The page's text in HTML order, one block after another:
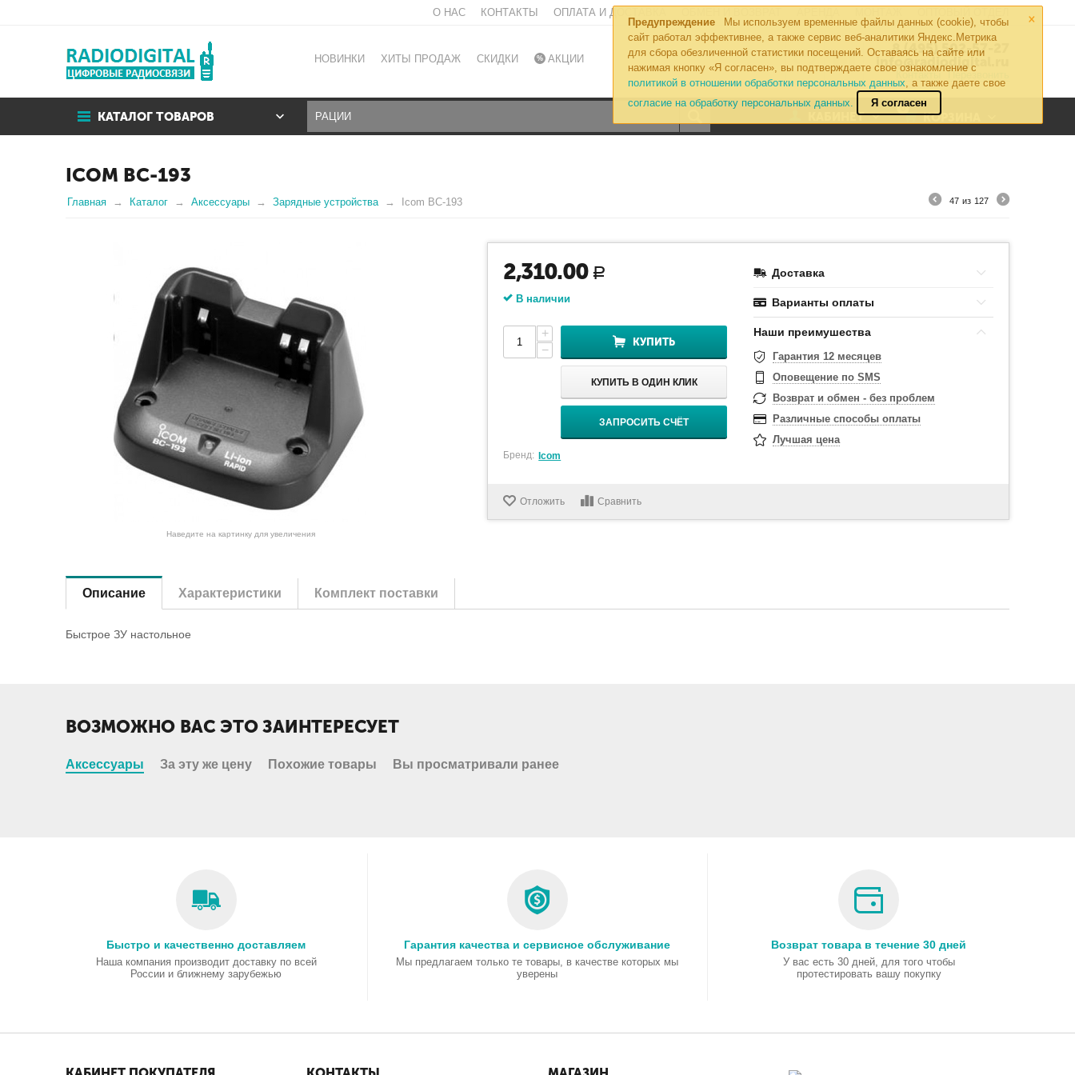
×
Предупреждение
Мы используем временные файлы данных (cookie), чтобы
сайт работал эффективнее, а также сервис веб-аналитики Яндекс.Метрика
для сбора обезличенной статистики посещений. Оставаясь на сайте или
нажимая кнопку «Я согласен», вы подтверждаете свое ознакомление с
политикой в отношении обработки персональных данных, а также даете свое
согласие на обработку персональных данных.
Я согласен
О НАС КОНТАКТЫ ОПЛАТА И ДОСТАВКА
НОВИНКИ ХИТЫ ПРОДАЖ СКИДКИ АКЦИИ
8 (495) 502-57-27
info@radiodigital.ru
Контакты Перезвонить
КАТАЛОГ ТОВАРОВ
0
КОРЗИНА
КАБИНЕТ
ICOM BC-193
Главная Каталог Аксессуары Зарядные устройства Icom BC-193 47 из 127
Наведите на картинку для увеличения
2,310.00 Р
В наличии
+
−
КУПИТЬ
КУПИТЬ В ОДИН КЛИК
ЗАПРОСИТЬ СЧЁТ
Бренд: Icom
Доставка
Варианты оплаты
Наши преимушества
Гарантия 12 месяцев
Оповещение по SMS
Возврат и обмен - без проблем
Различные способы оплаты
Лучшая цена
Отложить Сравнить
Описание Характеристики Комплект поставки
Быстрое ЗУ настольное
ВОЗМОЖНО ВАС ЭТО ЗАИНТЕРЕСУЕТ
Аксессуары За эту же цену Похожие товары Вы просматривали ранее
Быстро и качественно доставляем
Наша компания производит доставку по всей
России и ближнему зарубежью
Гарантия качества и сервисное обслуживание
Мы предлагаем только те товары, в качестве которых мы
уверены
Возврат товара в течение 30 дней
У вас есть 30 дней, для того чтобы
протестировать вашу покупку